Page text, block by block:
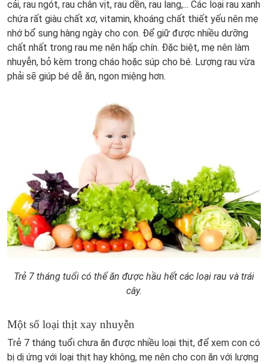
cải, rau ngót, rau chân vịt, rau dền, rau lang,... Các loại rau xanh
chứa rất giàu chất xơ, vitamin, khoáng chất thiết yếu nên mẹ
nhớ bổ sung hàng ngày cho con. Để giữ được nhiều dưỡng
chất nhất trong rau mẹ nên hấp chín. Đặc biệt, mẹ nên làm
nhuyễn, bỏ kèm trong cháo hoặc súp cho bé. Lượng rau vừa
phải sẽ giúp bé dễ ăn, ngon miệng hơn.
Trẻ 7 tháng tuổi có thể ăn được hầu hết các loại rau và trái
cây.
Một số loại thịt xay nhuyễn
Trẻ 7 tháng tuổi chưa ăn được nhiều loại thịt, để xem con có
bị dị ứng với loại thịt hay không, mẹ nên cho con ăn với lượng